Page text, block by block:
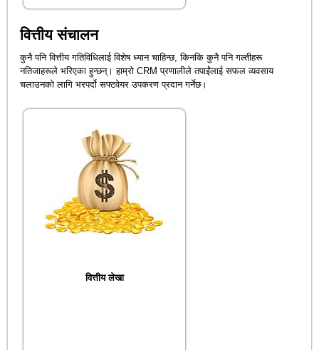
वित्तीय संचालन
कुनै पनि वित्तीय गतिविधिलाई विशेष ध्यान चाहिन्छ, किनकि कुनै पनि गल्तीहरू
नतिजाहरूले भरिएका हुन्छन्। हाम्रो CRM प्रणालीले तपाईंलाई सफल व्यवसाय
चलाउनको लागि भरपर्दो सफ्टवेयर उपकरण प्रदान गर्नेछ।
वित्तीय लेखा